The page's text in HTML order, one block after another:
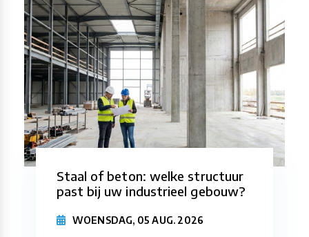
Staal of beton: welke structuur
past bij uw industrieel gebouw?
WOENSDAG, 05 AUG. 2026